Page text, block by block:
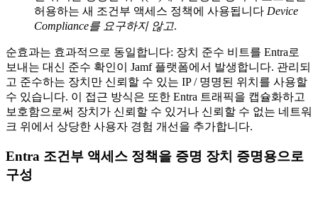
허용하는 새 조건부 액세스 정책에 사용됩니다 Device
Compliance를 요구하지 않고.
순효과는 효과적으로 동일합니다: 장치 준수 비트를 Entra로
보내는 대신 준수 확인이 Jamf 플랫폼에서 발생합니다. 관리되
고 준수하는 장치만 신뢰할 수 있는 IP / 명명된 위치를 사용할
수 있습니다. 이 접근 방식은 또한 Entra 트래픽을 캡슐화하고
보호함으로써 장치가 신뢰할 수 있거나 신뢰할 수 없는 네트워
크 위에서 상당한 사용자 경험 개선을 추가합니다.
Entra 조건부 액세스 정책을 증명 장치 증명용으로
구성